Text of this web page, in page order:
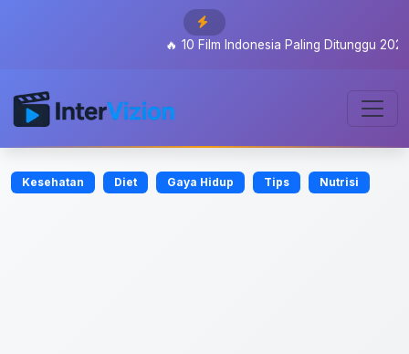
10 Film Indonesia Paling Ditunggu 2026:
Kesehatan Diet Gaya Hidup Tips Nutrisi